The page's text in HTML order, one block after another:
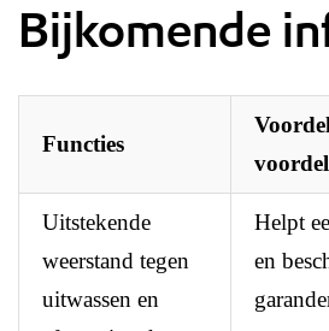
Bijkomende
Functies
Uitstekende
weerstand tegen
uitwassen en
Helpt
en